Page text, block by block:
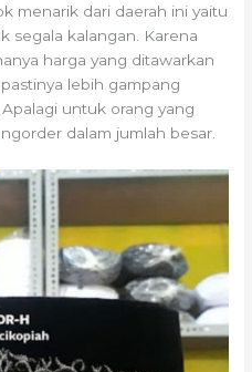
menarik dari daerah ini yaitu
segala kalangan. Karena
harga yang ditawarkan
lebih gampang
untuk orang yang
dalam jumlah besar.